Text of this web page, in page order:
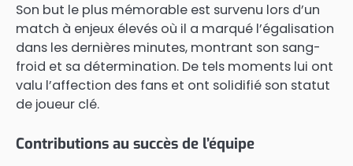
Son but le plus mémorable est survenu lors d’un
match à enjeux élevés où il a marqué l’égalisation
dans les dernières minutes, montrant son sang-
froid et sa détermination. De tels moments lui ont
valu l’affection des fans et ont solidifié son statut
de joueur clé.
Contributions au succès de l’équipe